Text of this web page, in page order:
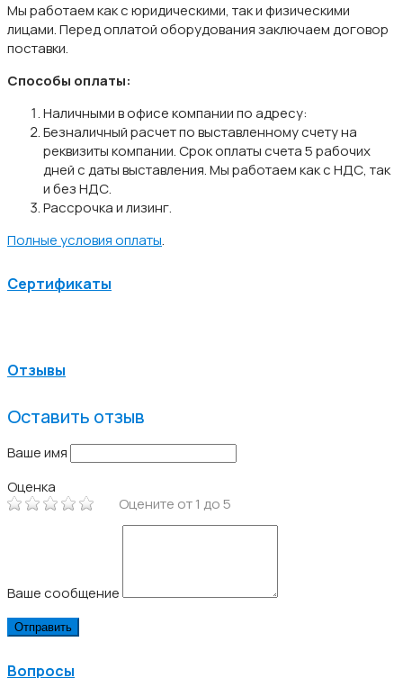
Мы работаем как с юридическими, так и физическими
лицами. Перед оплатой оборудования заключаем договор
поставки.
Способы оплаты:
Наличными в офисе компании по адресу:
Безналичный расчет по выставленному счету на
реквизиты компании. Срок оплаты счета 5 рабочих
дней с даты выставления. Мы работаем как с НДС, так
и без НДС.
Рассрочка и лизинг.
Полные условия оплаты.
Сертификаты
Отзывы
Оставить отзыв
Ваше имя
Оценка
Оцените от 1 до 5
Ваше сообщение
Вопросы